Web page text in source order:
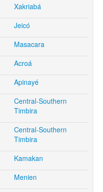
Xakriabá
Jeicó
Masacara
Acroá
Apinayé
Central-Southern
Timbira
Central-Southern
Timbira
Kamakan
Menien